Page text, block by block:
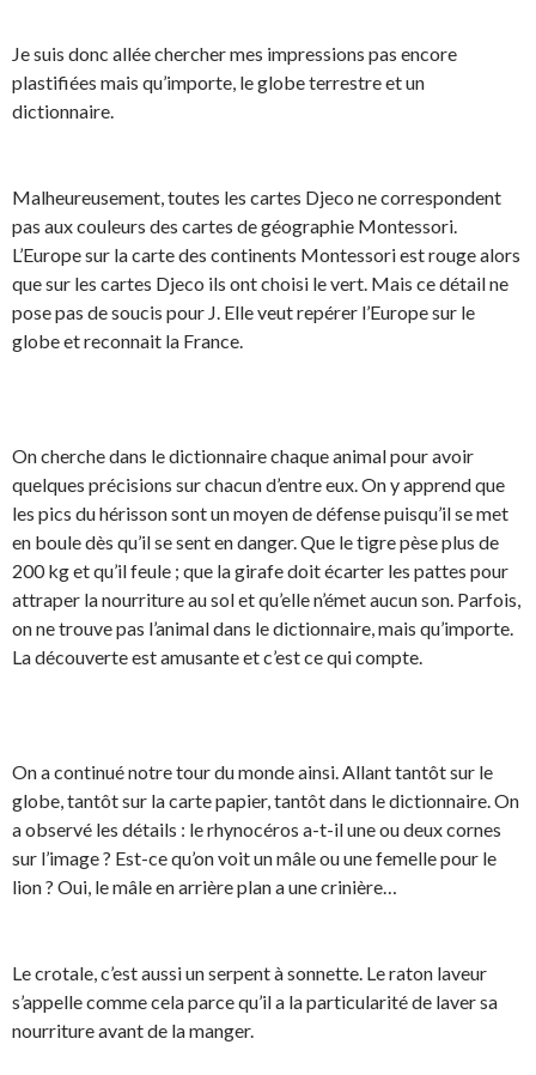
Je suis donc allée chercher mes impressions pas encore
plastifiées mais qu’importe, le globe terrestre et un
dictionnaire.
Malheureusement, toutes les cartes Djeco ne correspondent
pas aux couleurs des cartes de géographie Montessori.
L’Europe sur la carte des continents Montessori est rouge alors
que sur les cartes Djeco ils ont choisi le vert. Mais ce détail ne
pose pas de soucis pour J. Elle veut repérer l’Europe sur le
globe et reconnait la France.
On cherche dans le dictionnaire chaque animal pour avoir
quelques précisions sur chacun d’entre eux. On y apprend que
les pics du hérisson sont un moyen de défense puisqu’il se met
en boule dès qu’il se sent en danger. Que le tigre pèse plus de
200 kg et qu’il feule ; que la girafe doit écarter les pattes pour
attraper la nourriture au sol et qu’elle n’émet aucun son. Parfois,
on ne trouve pas l’animal dans le dictionnaire, mais qu’importe.
La découverte est amusante et c’est ce qui compte.
On a continué notre tour du monde ainsi. Allant tantôt sur le
globe, tantôt sur la carte papier, tantôt dans le dictionnaire. On
a observé les détails : le rhynocéros a-t-il une ou deux cornes
sur l’image ? Est-ce qu’on voit un mâle ou une femelle pour le
lion ? Oui, le mâle en arrière plan a une crinière…
Le crotale, c’est aussi un serpent à sonnette. Le raton laveur
s’appelle comme cela parce qu’il a la particularité de laver sa
nourriture avant de la manger.